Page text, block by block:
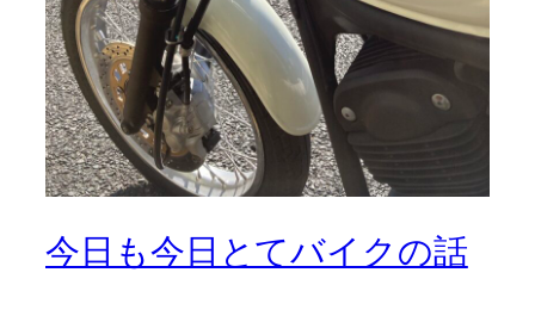
今日も今日とてバイクの話